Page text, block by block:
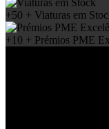
+50 + Viaturas em
+10 + Prémios PME